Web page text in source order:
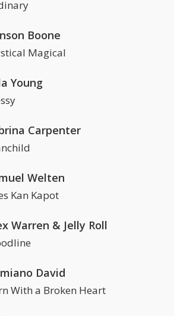
Boone
Magical
Young
Carpenter
Welten
Kan Kapot
Warren & Jelly Roll
David
With a Broken Heart